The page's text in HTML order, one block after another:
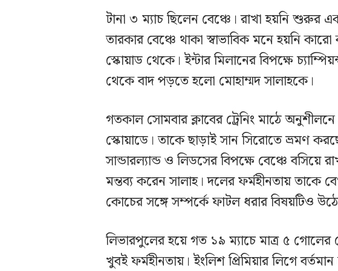
টানা ৩ ম্যাচ ছিলেন বেঞ্চে। রাখা হয়নি শুরুর
তারকার বেঞ্চে থাকা স্বাভাবিক মনে হয়নি
স্কোয়াড থেকে। ইন্টার মিলানের বিপক্ষে
থেকে বাদ পড়তে হলো মোহাম্মদ সালাহকে।
গতকাল সোমবার ক্লাবের ট্রেনিং মাঠে
স্কোয়াডে। তাকে ছাড়াই সান সিরোতে ভ্রমণ
সান্ডারল্যান্ড ও লিডসের বিপক্ষে বেঞ্চে বসিয়ে
মন্তব্য করেন সালাহ। দলের ফর্মহীনতায় তাকে
কোচের সঙ্গে সম্পর্কে ফাটল ধরার বিষয়টিও
লিভারপুলের হয়ে গত ১৯ ম্যাচে মাত্র ৫ গোলের
খুবই ফর্মহীনতায়। ইংলিশ প্রিমিয়ার লিগে